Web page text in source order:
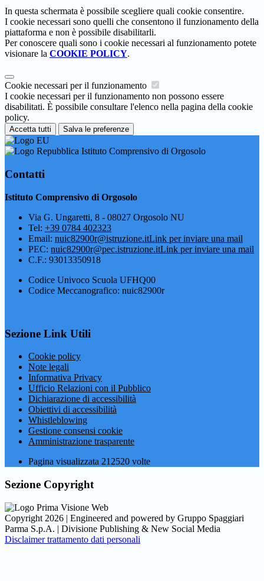
In questa schermata è possibile scegliere quali cookie consentire.
I cookie necessari sono quelli che consentono il funzionamento della
piattaforma e non è possibile disabilitarli.
Per conoscere quali sono i cookie necessari al funzionamento potete
visionare la COOKIE POLICY.
Cookie necessari per il funzionamento
I cookie necessari per il funzionamento non possono essere
disabilitati. È possibile consultare l'elenco nella pagina della cookie
policy.
Accetta tutti Salva le preferenze
Istituto Comprensivo di Orgosolo
Contatti
Istituto Comprensivo di Orgosolo
Via G. Ungaretti, 8 - 08027 Orgosolo NU
Tel: +39 0784 402323
Email: nuic82900r@istruzione.itLink per inviare una mail
PEC: nuic82900r@pec.istruzione.itLink per inviare una mail
C.F.: 93013350918
Codice Univoco Scuola UFHQ00
Codice Meccanografico: nuic82900r
Sezione Link Utili
Cookie policy
Note legali
Informativa Privacy
Ufficio Relazioni con il Pubblico
Dichiarazione di accessibilità
Obiettivi di accessibilità
Whistleblowing
Gestione consensi cookie
Amministrazione trasparente
Pagina visualizzata 212520 volte
Sezione Copyright
Copyright 2026 | Engineered and powered by Gruppo Spaggiari
Parma S.p.A. | Divisione Publishing & New Social Media
Disclaimer trattamento dati personali